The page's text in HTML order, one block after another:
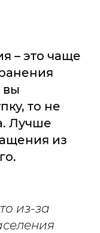
– это чаще
вы
то не
Лучше
из
из-за